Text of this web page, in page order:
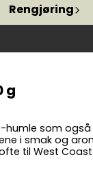
Rengjøring
g
humle som
i smak og